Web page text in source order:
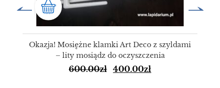
Okazja! Mosiężne klamki Art Deco z szyldami
– lity mosiądz do oczyszczenia
600.00zł 400.00zł